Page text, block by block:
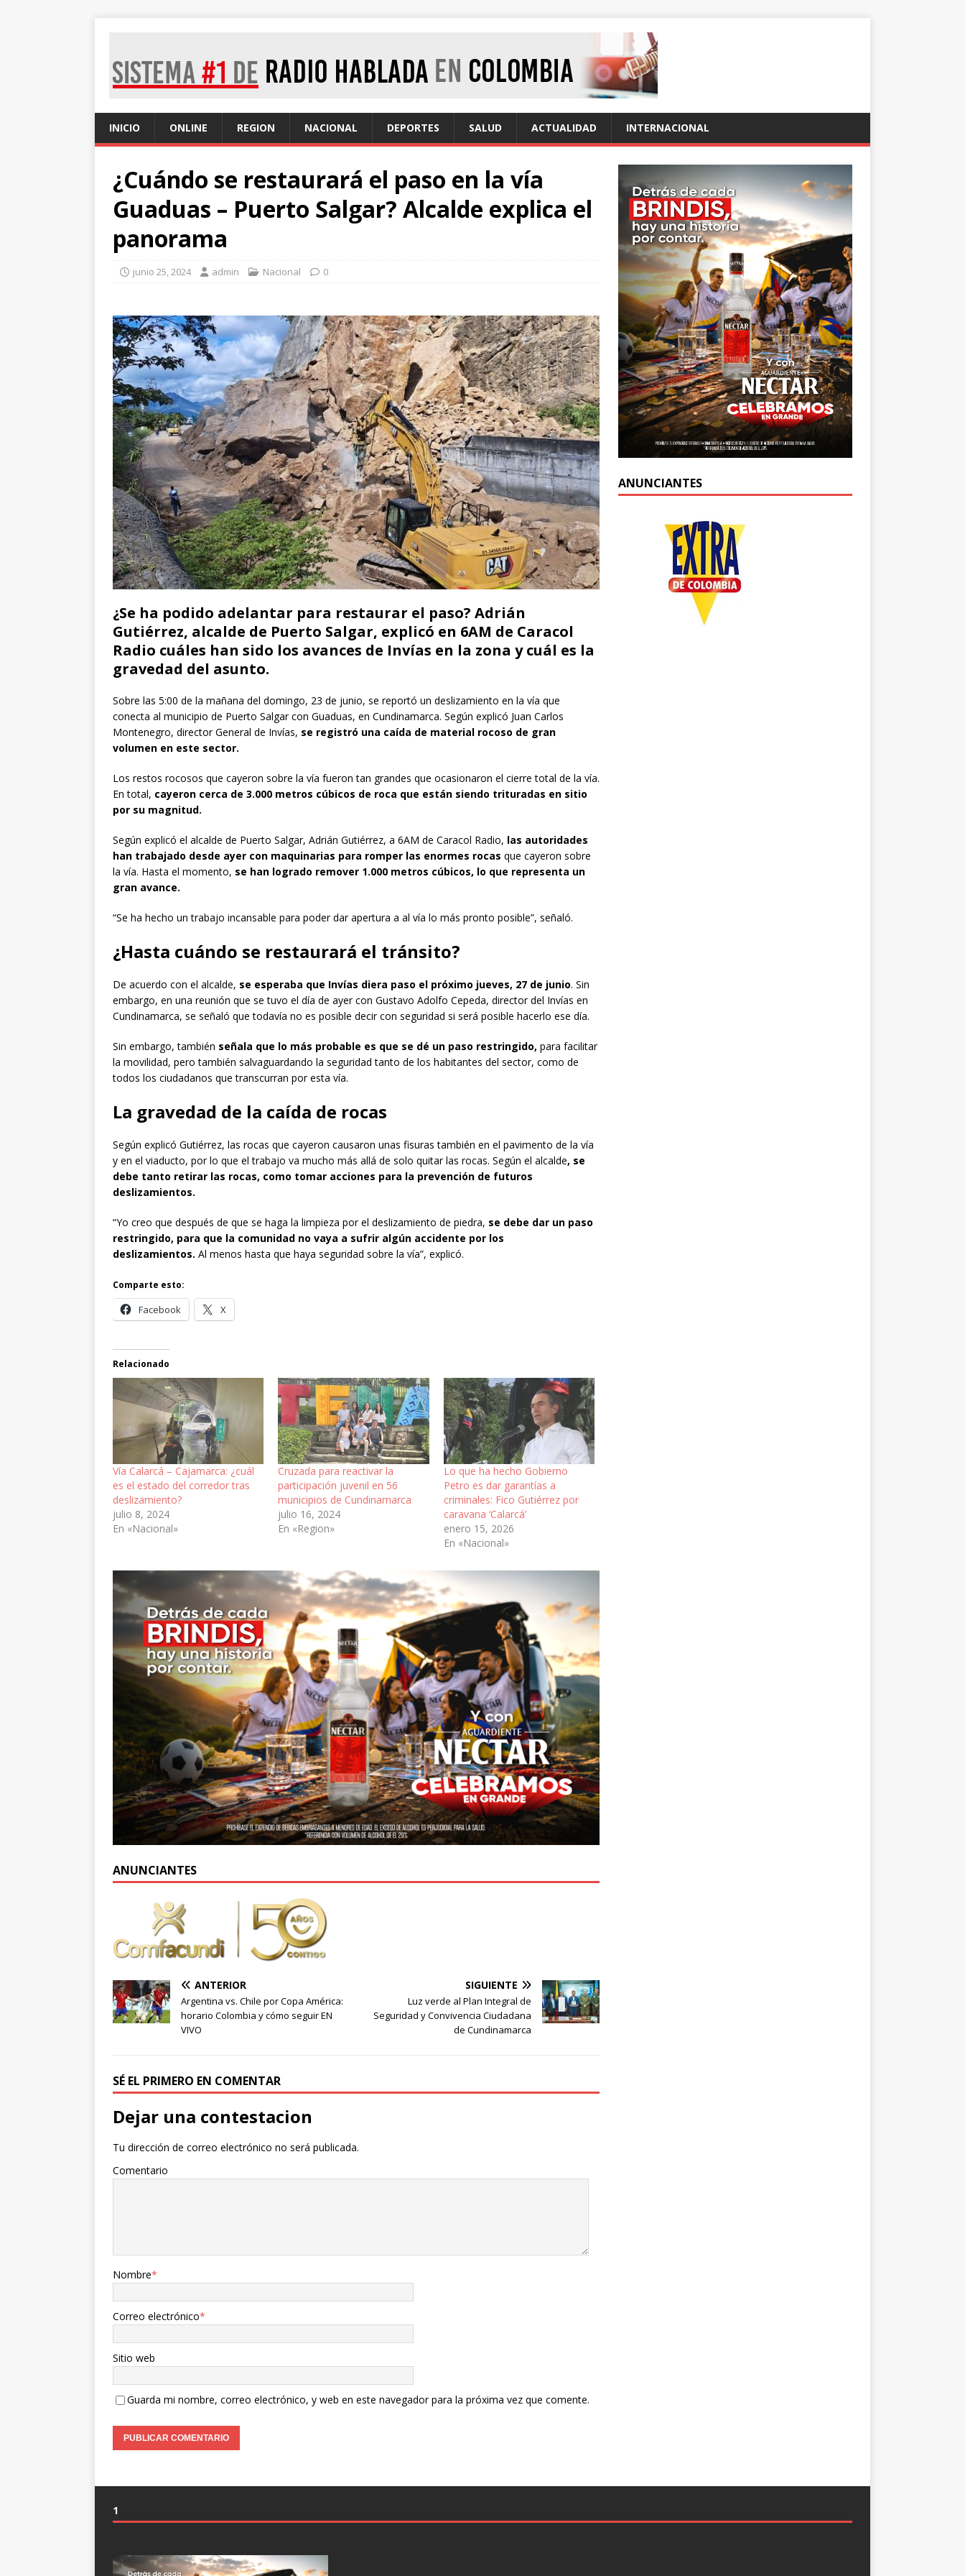
INICIO ONLINE REGION NACIONAL DEPORTES SALUD ACTUALIDAD INTERNACIONAL
¿Cuándo se restaurará el paso en la vía
Guaduas – Puerto Salgar? Alcalde explica el
panorama
junio 25, 2024 admin Nacional 0
¿Se ha podido adelantar para restaurar el paso? Adrián
Gutiérrez, alcalde de Puerto Salgar, explicó en 6AM de Caracol
Radio cuáles han sido los avances de Invías en la zona y cuál es la
gravedad del asunto.
Sobre las 5:00 de la mañana del domingo, 23 de junio, se reportó un deslizamiento en la vía que
conecta al municipio de Puerto Salgar con Guaduas, en Cundinamarca. Según explicó Juan Carlos
Montenegro, director General de Invías, se registró una caída de material rocoso de gran
volumen en este sector.
Los restos rocosos que cayeron sobre la vía fueron tan grandes que ocasionaron el cierre total de la vía.
En total, cayeron cerca de 3.000 metros cúbicos de roca que están siendo trituradas en sitio
por su magnitud.
Según explicó el alcalde de Puerto Salgar, Adrián Gutiérrez, a 6AM de Caracol Radio, las autoridades
han trabajado desde ayer con maquinarias para romper las enormes rocas que cayeron sobre
la vía. Hasta el momento, se han logrado remover 1.000 metros cúbicos, lo que representa un
gran avance.
“Se ha hecho un trabajo incansable para poder dar apertura a al vía lo más pronto posible”, señaló.
¿Hasta cuándo se restaurará el tránsito?
De acuerdo con el alcalde, se esperaba que Invías diera paso el próximo jueves, 27 de junio. Sin
embargo, en una reunión que se tuvo el día de ayer con Gustavo Adolfo Cepeda, director del Invías en
Cundinamarca, se señaló que todavía no es posible decir con seguridad si será posible hacerlo ese día.
Sin embargo, también señala que lo más probable es que se dé un paso restringido, para facilitar
la movilidad, pero también salvaguardando la seguridad tanto de los habitantes del sector, como de
todos los ciudadanos que transcurran por esta vía.
La gravedad de la caída de rocas
Según explicó Gutiérrez, las rocas que cayeron causaron unas fisuras también en el pavimento de la vía
y en el viaducto, por lo que el trabajo va mucho más allá de solo quitar las rocas. Según el alcalde, se
debe tanto retirar las rocas, como tomar acciones para la prevención de futuros
deslizamientos.
“Yo creo que después de que se haga la limpieza por el deslizamiento de piedra, se debe dar un paso
restringido, para que la comunidad no vaya a sufrir algún accidente por los
deslizamientos. Al menos hasta que haya seguridad sobre la vía”, explicó.
Comparte esto:
Facebook X
Relacionado
Vía Calarcá – Cajamarca: ¿cuál
es el estado del corredor tras
deslizamiento?
julio 8, 2024
En «Nacional»
Cruzada para reactivar la
participación juvenil en 56
municipios de Cundinamarca
julio 16, 2024
En «Region»
Lo que ha hecho Gobierno
Petro es dar garantías a
criminales: Fico Gutiérrez por
caravana ‘Calarcá’
enero 15, 2026
En «Nacional»
ANUNCIANTES
ANTERIOR
Argentina vs. Chile por Copa América:
horario Colombia y cómo seguir EN
VIVO
SIGUIENTE
Luz verde al Plan Integral de
Seguridad y Convivencia Ciudadana
de Cundinamarca
SÉ EL PRIMERO EN COMENTAR
Dejar una contestacion
Tu dirección de correo electrónico no será publicada.
Comentario
Nombre*
Correo electrónico*
Sitio web
Guarda mi nombre, correo electrónico, y web en este navegador para la próxima vez que comente.
ANUNCIANTES
1